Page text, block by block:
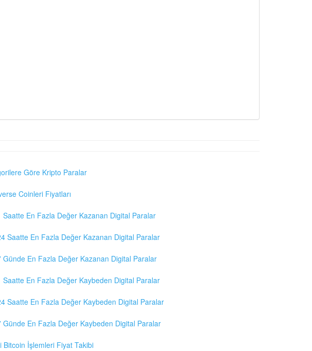
Göre Kripto Paralar
Coinleri Fiyatları
Saatte En Fazla Değer Kazanan Digital Paralar
Saatte En Fazla Değer Kazanan Digital Paralar
Günde En Fazla Değer Kazanan Digital Paralar
Saatte En Fazla Değer Kaybeden Digital Paralar
Saatte En Fazla Değer Kaybeden Digital Paralar
Günde En Fazla Değer Kaybeden Digital Paralar
Bitcoin İşlemleri Fiyat Takibi